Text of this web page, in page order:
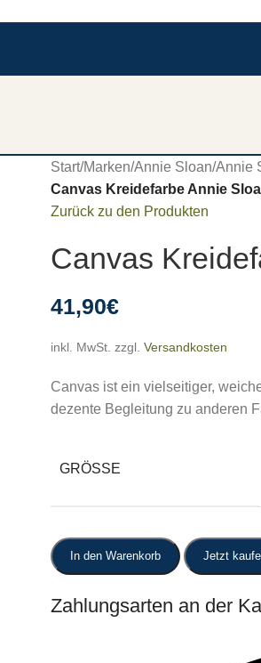
Start/Marken/Annie Sloan/Annie
Canvas Kreidefarbe Annie
Zurück zu den Produkten
Canvas
41,90€
inkl. MwSt. zzgl. Versandkosten
Canvas ist ein vielseitiger,
dezente Begleitung zu anderen
GRÖSSE
In den Warenkorb Jetzt
Zahlungsarten an der